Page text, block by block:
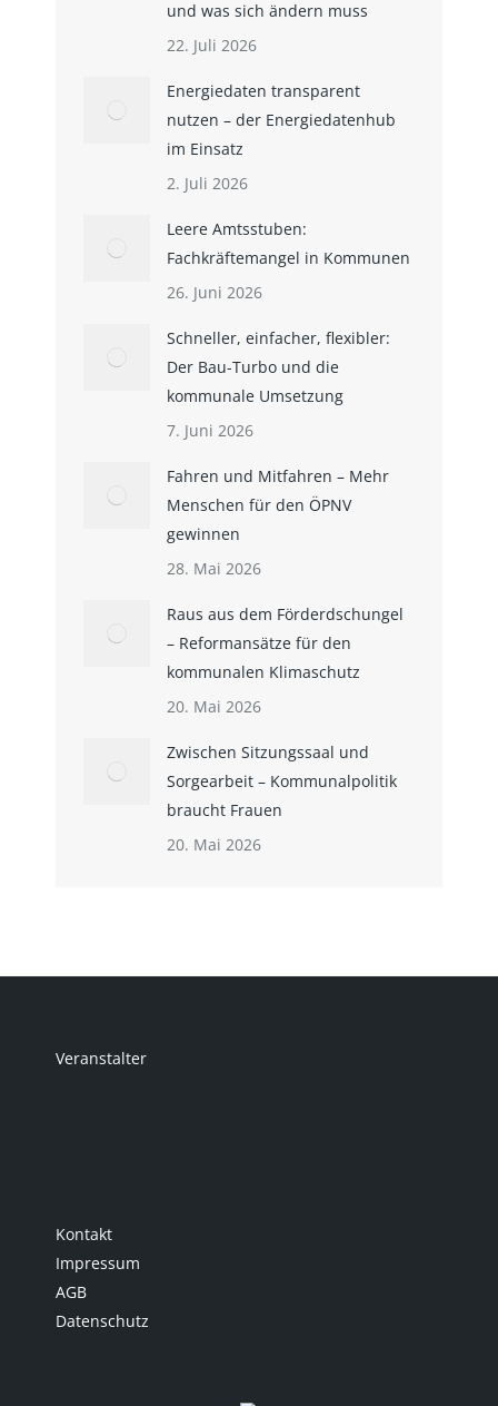
und was sich ändern muss
22. Juli 2026
Energiedaten transparent
nutzen – der Energiedatenhub
im Einsatz
2. Juli 2026
Leere Amtsstuben:
Fachkräftemangel in Kommunen
26. Juni 2026
Schneller, einfacher, flexibler:
Der Bau-Turbo und die
kommunale Umsetzung
7. Juni 2026
Fahren und Mitfahren – Mehr
Menschen für den ÖPNV
gewinnen
28. Mai 2026
Raus aus dem Förderdschungel
– Reformansätze für den
kommunalen Klimaschutz
20. Mai 2026
Zwischen Sitzungssaal und
Sorgearbeit – Kommunalpolitik
braucht Frauen
20. Mai 2026
Veranstalter
Kontakt
Impressum
AGB
Datenschutz